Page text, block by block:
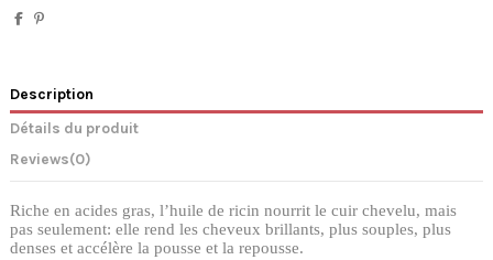
Description
Détails du produit
Reviews(0)
Riche en acides gras, l’huile de ricin nourrit le cuir chevelu, mais
pas seulement: elle rend les cheveux brillants, plus souples, plus
denses et accélère la pousse et la repousse.